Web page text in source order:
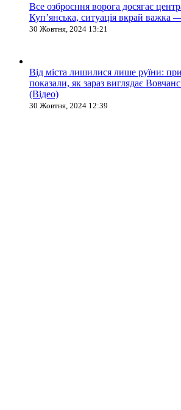
Все озброєння ворога досягає
Куп’янська, ситуація вкрай
30 Жовтня, 2024 13:21
Від міста лишилися лише руїни:
показали, як зараз виглядає
(Відео)
30 Жовтня, 2024 12:39